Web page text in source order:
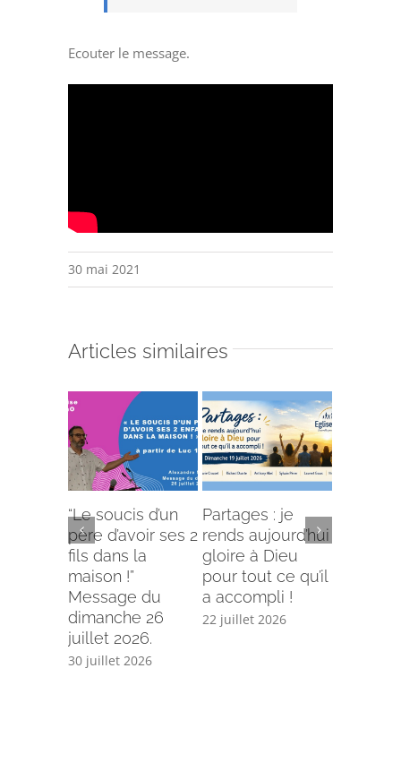
Ecouter le message.
30 mai 2021
Articles similaires
“Le soucis d’un
père d’avoir ses 2
fils dans la
maison !”
Message du
dimanche 26
juillet 2026.
30 juillet 2026
Partages : je
rends aujourd’hui
gloire à Dieu
pour tout ce qu’il
a accompli !
22 juillet 2026